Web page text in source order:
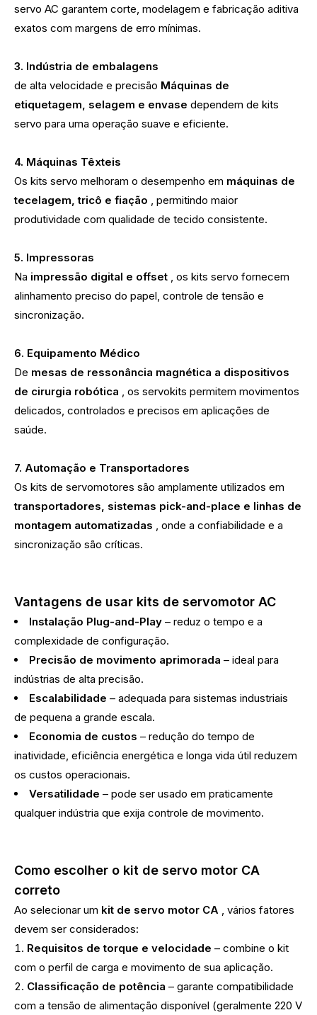
servo AC garantem corte, modelagem e fabricação aditiva
exatos com margens de erro mínimas.
3. Indústria de embalagens
de alta velocidade e precisão Máquinas de
etiquetagem, selagem e envase dependem de kits
servo para uma operação suave e eficiente.
4. Máquinas Têxteis
Os kits servo melhoram o desempenho em máquinas de
tecelagem, tricô e fiação , permitindo maior
produtividade com qualidade de tecido consistente.
5. Impressoras
Na impressão digital e offset , os kits servo fornecem
alinhamento preciso do papel, controle de tensão e
sincronização.
6. Equipamento Médico
De mesas de ressonância magnética a dispositivos
de cirurgia robótica , os servokits permitem movimentos
delicados, controlados e precisos em aplicações de
saúde.
7. Automação e Transportadores
Os kits de servomotores são amplamente utilizados em
transportadores, sistemas pick-and-place e linhas de
montagem automatizadas , onde a confiabilidade e a
sincronização são críticas.
Vantagens de usar kits de servomotor AC
Instalação Plug-and-Play – reduz o tempo e a
complexidade de configuração.
Precisão de movimento aprimorada – ideal para
indústrias de alta precisão.
Escalabilidade – adequada para sistemas industriais
de pequena a grande escala.
Economia de custos – redução do tempo de
inatividade, eficiência energética e longa vida útil reduzem
os custos operacionais.
Versatilidade – pode ser usado em praticamente
qualquer indústria que exija controle de movimento.
Como escolher o kit de servo motor CA
correto
Ao selecionar um kit de servo motor CA , vários fatores
devem ser considerados:
Requisitos de torque e velocidade – combine o kit
com o perfil de carga e movimento de sua aplicação.
Classificação de potência – garante compatibilidade
com a tensão de alimentação disponível (geralmente 220 V